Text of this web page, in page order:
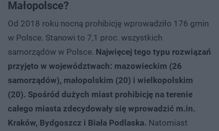
Małopolsce?
Od 2018 roku nocną prohibicję wprowadziło 176 gmin
w Polsce. Stanowi to 7,1 proc. wszystkich
samorządów w Polsce. Najwięcej tego typu rozwiązań
przyjęto w województwach: mazowieckim (26
samorządów), małopolskim (20) i wielkopolskim
(20). Spośród dużych miast prohibicję na terenie
całego miasta zdecydowały się wprowadzić m.in.
Kraków, Bydgoszcz i Biała Podlaska. Natomiast